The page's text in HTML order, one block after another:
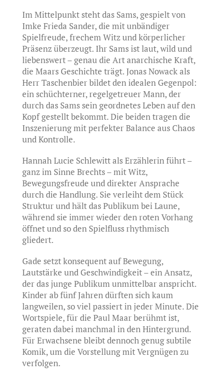
Im Mittelpunkt steht das Sams, gespielt von
Imke Frieda Sander, die mit unbändiger
Spielfreude, frechem Witz und körperlicher
Präsenz überzeugt. Ihr Sams ist laut, wild und
liebenswert – genau die Art anarchische Kraft,
die Maars Geschichte trägt. Jonas Nowack als
Herr Taschenbier bildet den idealen Gegenpol:
ein schüchterner, regelgetreuer Mann, der
durch das Sams sein geordnetes Leben auf den
Kopf gestellt bekommt. Die beiden tragen die
Inszenierung mit perfekter Balance aus Chaos
und Kontrolle.
Hannah Lucie Schlewitt als Erzählerin führt –
ganz im Sinne Brechts – mit Witz,
Bewegungsfreude und direkter Ansprache
durch die Handlung. Sie verleiht dem Stück
Struktur und hält das Publikum bei Laune,
während sie immer wieder den roten Vorhang
öffnet und so den Spielfluss rhythmisch
gliedert.
Gade setzt konsequent auf Bewegung,
Lautstärke und Geschwindigkeit – ein Ansatz,
der das junge Publikum unmittelbar anspricht.
Kinder ab fünf Jahren dürften sich kaum
langweilen, so viel passiert in jeder Minute. Die
Wortspiele, für die Paul Maar berühmt ist,
geraten dabei manchmal in den Hintergrund.
Für Erwachsene bleibt dennoch genug subtile
Komik, um die Vorstellung mit Vergnügen zu
verfolgen.